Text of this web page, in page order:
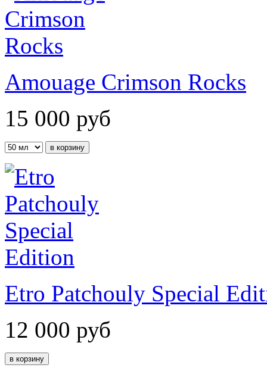
Amouage Crimson Rocks
15 000 руб
Etro Patchouly Special
12 000 руб